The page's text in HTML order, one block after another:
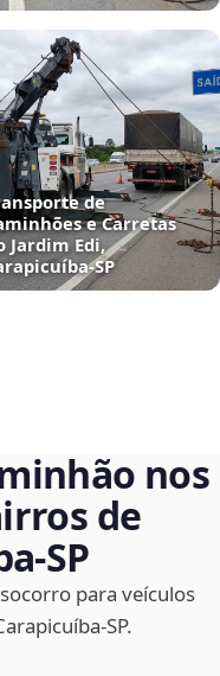
de
e Carretas
Jardim Edi,
nos
de
para veículos